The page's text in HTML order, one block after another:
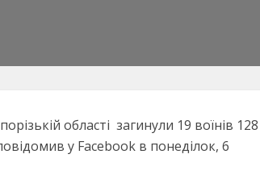
області загинули 19 воїнів 128
у Facebook в понеділок, 6